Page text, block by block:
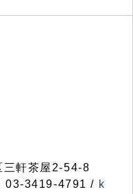
軒茶屋2-54-8
03-3419-4791 / k